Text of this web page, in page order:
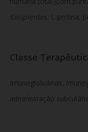
Excipientes: L-prolina,
Classe
Imunoglobulinas,
administração